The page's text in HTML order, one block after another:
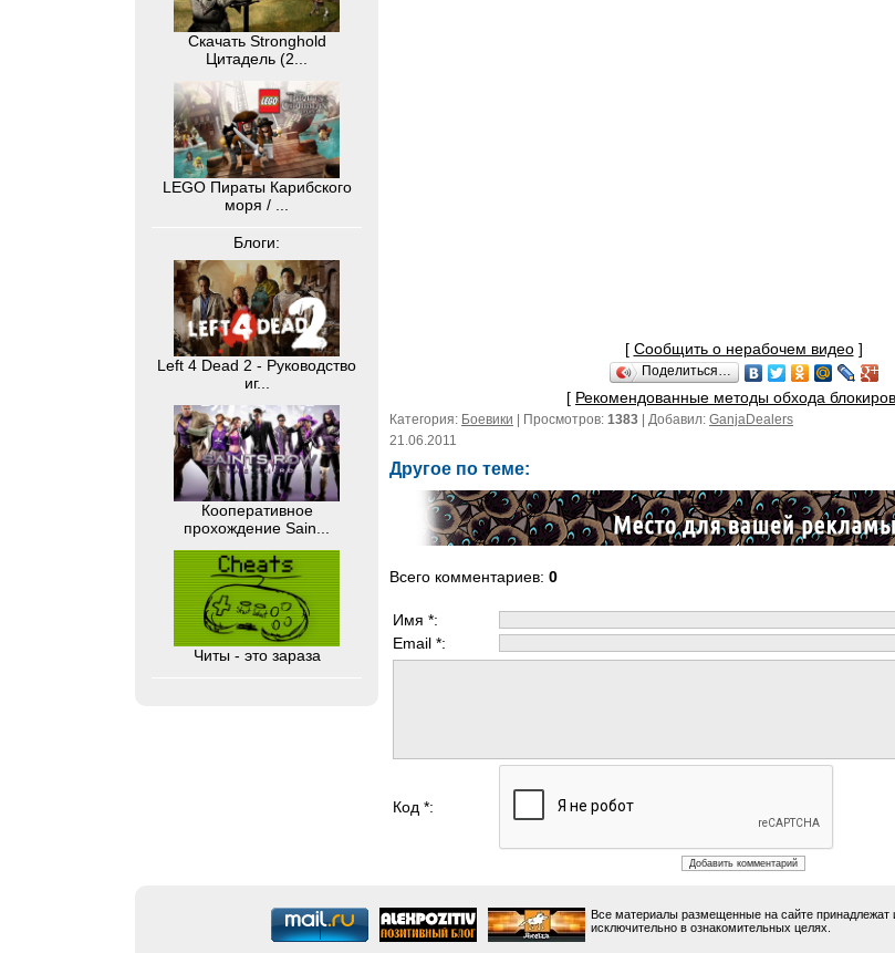
Скачать Stronghold
Цитадель (2...
LEGO Пираты Карибского
моря / ...
Блоги:
Left 4 Dead 2 - Руководство
иг...
Кооперативное
прохождение Sain...
Читы - это зараза
[ Сообщить о нерабочем видео]
Поделиться…
[ Рекомендованные методы обхода
Категория: Боевики | Просмотров: 1383 | Добавил: GanjaDealers
21.06.2011
Другое по теме:
Всего комментариев: 0
Имя *:
Email *:
Код *:
Все материалы размещенные на сайте принадлежат
исключительно в ознакомительных целях.